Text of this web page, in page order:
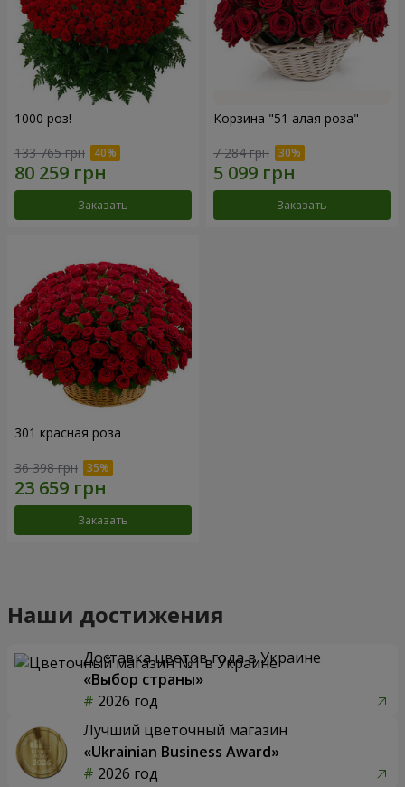
1000 роз!
133 765 грн
Заказать
Корзина "51 алая роза"
7 284 грн
Заказать
301 красная роза
36 398 грн
Заказать
Наши достижения
Доставка цветов года в Украине
«Выбор страны»
2026 год
Лучший цветочный магазин
«Ukrainian Business Award»
2026 год